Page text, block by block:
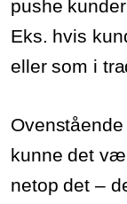
pushe
Eks. hvis
eller som i
kunne det
netop det –